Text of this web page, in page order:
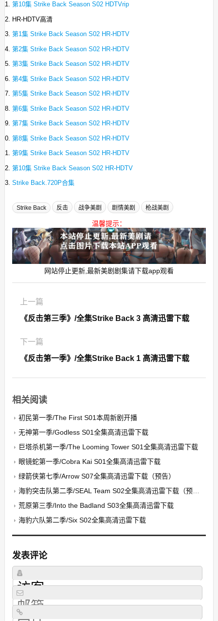
第10集 Strike Back Season S02 HDTVrip
HR-HDTV高清
第1集 Strike Back Season S02 HR-HDTV
第2集 Strike Back Season S02 HR-HDTV
第3集 Strike Back Season S02 HR-HDTV
第4集 Strike Back Season S02 HR-HDTV
第5集 Strike Back Season S02 HR-HDTV
第6集 Strike Back Season S02 HR-HDTV
第7集 Strike Back Season S02 HR-HDTV
第8集 Strike Back Season S02 HR-HDTV
第9集 Strike Back Season S02 HR-HDTV
第10集 Strike Back Season S02 HR-HDTV
Strike Back.720P合集
Strike Back 反击 战争美剧 剧情美剧 枪战美剧
温馨提示：
网站停止更新,最新美剧剧集请下载app观看
上一篇
《反击第三季》/全集Strike Back 3 高清迅雷下载
下一篇
《反击第一季》/全集Strike Back 1 高清迅雷下载
相关阅读
初民第一季/The First S01本周新剧开播
无神第一季/Godless S01全集高清迅雷下载
巨塔杀机第一季/The Looming Tower S01全集高清迅雷下载
眼镜蛇第一季/Cobra Kai S01全集高清迅雷下载
绿箭侠第七季/Arrow S07全集高清迅雷下载（预告）
海豹突击队第二季/SEAL Team S02全集高清迅雷下载（预告）
荒原第三季/Into the Badland S03全集高清迅雷下载
海豹六队第二季/Six S02全集高清迅雷下载
发表评论